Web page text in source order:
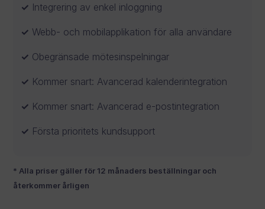
Integrering av enkel inloggning
Webb- och mobilapplikation för alla användare
Obegränsade mötesinspelningar
Kommer snart: Avancerad kalenderintegration
Kommer snart: Avancerad e-postintegration
Första prioritets kundsupport
* Alla priser gäller för 12 månaders beställningar och
återkommer årligen